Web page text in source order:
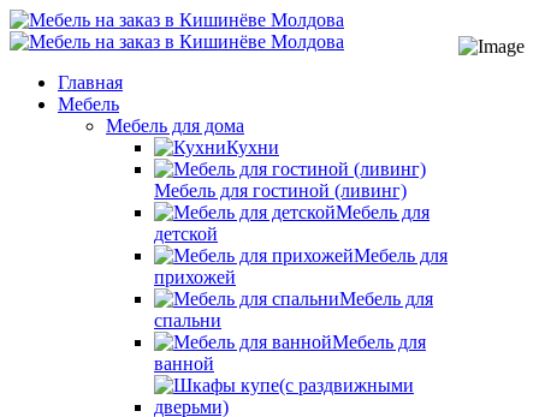
Главная
Мебель
Мебель для дома
Кухни
Мебель для гостиной (ливинг)
Мебель для
детской
Мебель для
прихожей
Мебель для
спальни
Мебель для
ванной